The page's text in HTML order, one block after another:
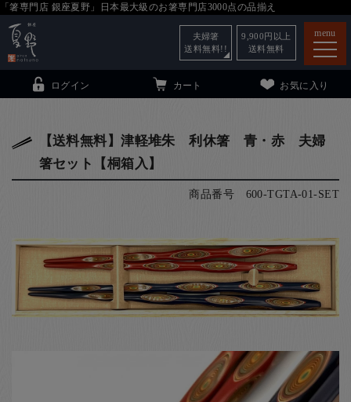
「箸専門店 銀座夏野」日本最大級のお箸専門店3000点の品揃え
menu
箸（贈答用・自宅用）
銀座夏野・箸長について
こども和食器 小夏について
ご利用ガイド
ログイン カート お気に入り
夫婦箸
送料無料!!
9,900 円以上
送料無料
【送料無料】津軽堆朱 利休箸 青・赤 夫婦
箸セット【桐箱入】
商品番号 600-TGTA-01-SET